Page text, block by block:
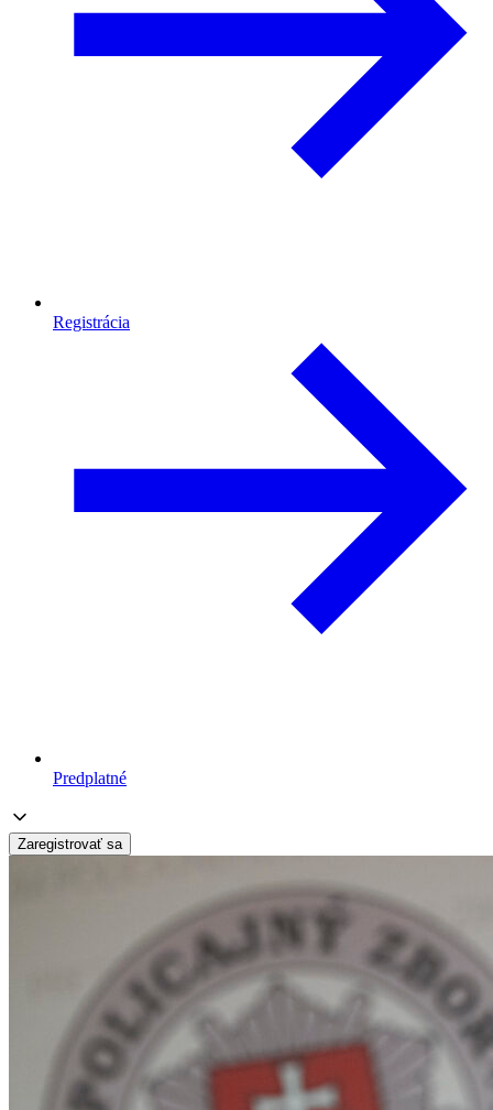
Registrácia
Predplatné
Zaregistrovať sa